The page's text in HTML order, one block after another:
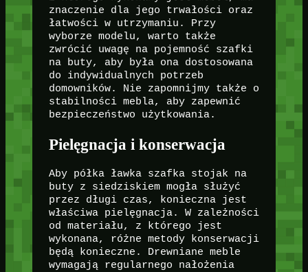
znaczenie dla jego trwałości oraz
łatwości w utrzymaniu. Przy
wyborze modelu, warto także
zwrócić uwagę na pojemność szafki
na buty, aby była ona dostosowana
do indywidualnych potrzeb
domowników. Nie zapomnijmy także o
stabilności mebla, aby zapewnić
bezpieczeństwo użytkowania.
Pielęgnacja i konserwacja
Aby półka ławka szafka stojak na
buty z siedziskiem mogła służyć
przez długi czas, konieczna jest
właściwa pielęgnacja. W zależności
od materiału, z którego jest
wykonana, różne metody konserwacji
będą konieczne. Drewniane meble
wymagają regularnego nałożenia